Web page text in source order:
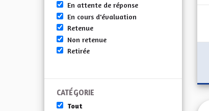
En attente de réponse
En cours d'évaluation
Retenue
Non retenue
Retirée
CATÉGORIE
Tout